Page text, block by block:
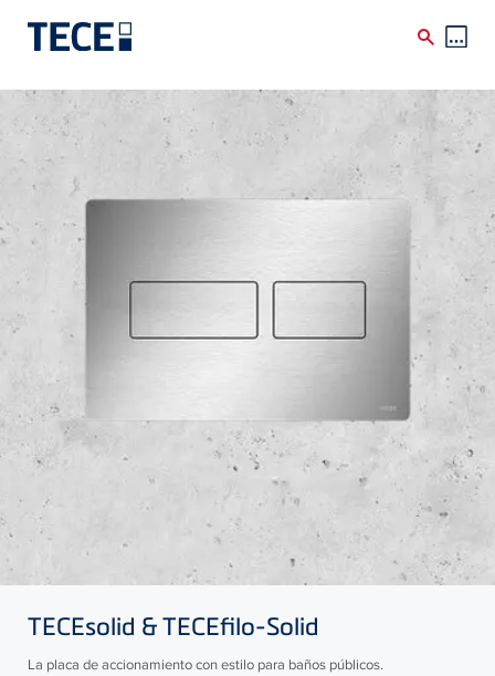
Skip to main content
TECEsolid &TECEfilo-Solid
La placa de accionamiento con estilo para baños públicos.